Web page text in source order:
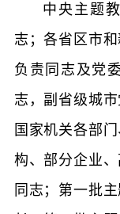
中央主题
志；各省区市
负责同志及党
志，副省级城
国家机关各部
构、部分企业
同志；第一批